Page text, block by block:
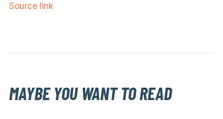
Source link
MAYBE YOU WANT TO READ